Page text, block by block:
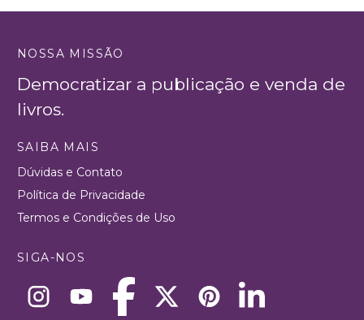
NOSSA MISSÃO
Democratizar a publicação e venda de
livros.
SAIBA MAIS
Dúvidas e Contato
Política de Privacidade
Termos e Condições de Uso
SIGA-NOS